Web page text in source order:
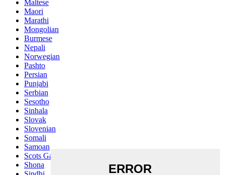
Maltese
Maori
Marathi
Mongolian
Burmese
Nepali
Norwegian
Pashto
Persian
Punjabi
Serbian
Sesotho
Sinhala
Slovak
Slovenian
Somali
Samoan
Scots Gaelic
Shona